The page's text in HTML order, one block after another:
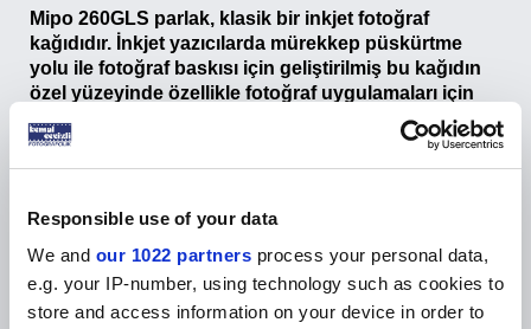
Responsible use of your data
We and our 1022 partners process your personal data,
e.g. your IP-number, using technology such as cookies to
store and access information on your device in order to
Mipo 260GLS parlak, klasik bir inkjet fotoğraf
kağıdıdır. İnkjet yazıcılarda mürekkep püskürtme
yolu ile fotoğraf baskısı için geliştirilmiş bu kağıdın
özel yüzeyinde özellikle fotoğraf uygulamaları için
tasarlanmış, mikro gözenekli özel bir kaplama
mevcuttur. Mikro gözenekli bu katman inkjet fotoğraf
kağıdı için kullanılan en üstün kaplamadır. Kaplama,
Bu kaplamanın, gözeneklerinden dolayı her türlü
mükemmel bir şekilde tutunur. İşte bu özel kaplama
ve kaliteli taban kağıdı sayesinde fotoğraflarınızı
mükemmel bir şekilde basabilirsiniz.